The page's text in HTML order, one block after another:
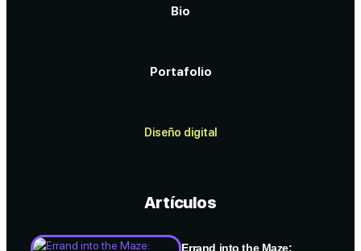
Bio
Portafolio
Diseño digital
Artículos
Errand into the Maze: